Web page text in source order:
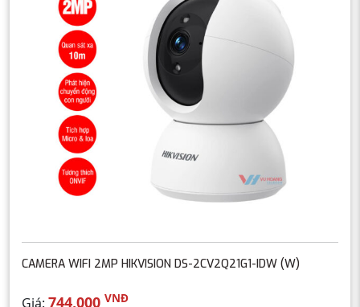
CAMERA WIFI 2MP HIKVISION DS-2CV2Q21G1-IDW (W)
Giá: 744,000 VNĐ